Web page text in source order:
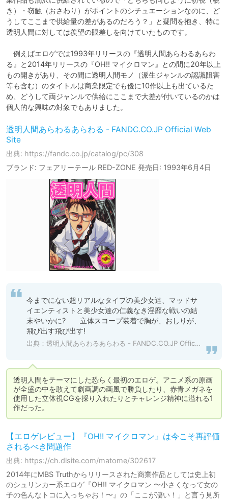
き）・窃触（おさわり）がポイントのシチュエーションなのに、ど
うしてここまで供給量の差があるのだろう？」と疑問を抱き、特に
透明人間に対しては羨望の眼差しを向けていたものです。
例えばエロゲでは1993年リリースの『透明人間あらわるあらわ
る』と2014年リリースの『OH!! マイクロマン』との間に20年以上
もの開きがあり、その間に透明人間モノ（派生ジャンルの認識阻害
等も含む）のタイトルは商業限定でも優に10作以上も出ているた
め、どうして両ジャンルで供給にここまで大差が付いているのかは
個人的な興味の対象でもありました。
透明人間あらわるあらわる - FANDC.CO.JP Official Web
Site
出典: https://fandc.co.jp/catalog/pc/308
ブランド: フェアリーテール RED-ZONE 発売日: 1993年6月4日
今までにない超リアルなタイプの美少女達、マッドサ
イエンティストと美少女達の仁義なき淫靡な戦いの結
末やいかに?　　立体スコープ装着で胸が、おしりが、
飛び出す飛び出す!
出典： 透明人間あらわるあらわる - FANDC.CO.JP Official Web Site
透明人間をテーマにした恐らく最初のエロゲ。アニメ系の原画
が全盛の中を敢えて劇画調の画風で勝負したり、赤青メガネを
使用した立体視CGを採り入れたりとチャレンジ精神に溢れる1
作だった。
【エロゲレビュー】『OH!! マイクロマン』は今こそ再評価
されるべき問題作
出典: https://ch.dlsite.com/matome/302617
2014年にMBS Truthからリリースされた商業作品としては史上初
のシュリンカー系エロゲ『OH!! マイクロマン 〜小さくなって女の
子の色んなトコに入っちゃお！〜』の「ここが凄い！」と言う見所